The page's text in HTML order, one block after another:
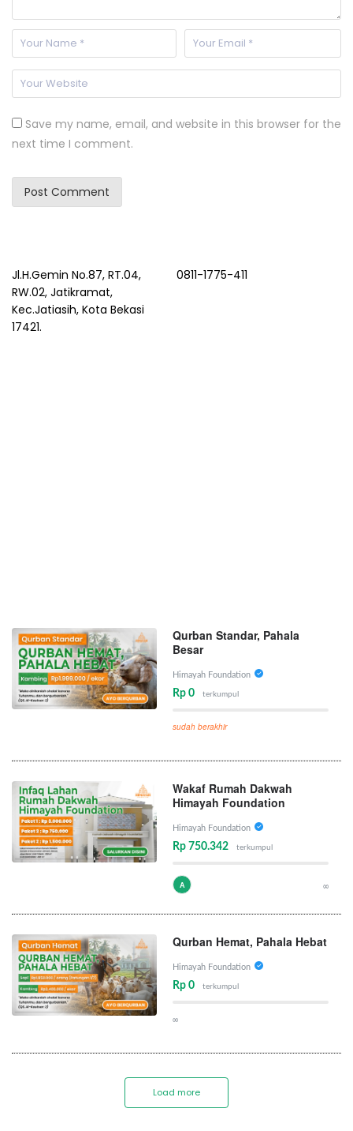
Save my name, email, and website in this browser for the
next time I comment.
Jl.H.Gemin No.87, RT.04,
RW.02, Jatikramat,
Kec.Jatiasih, Kota Bekasi
17421.
0811-1775-411
Qurban Standar, Pahala
Besar
Himayah Foundation
Rp 0 terkumpul
sudah berakhir
Wakaf Rumah Dakwah
Himayah Foundation
Himayah Foundation
Rp 750.342 terkumpul
A ∞
Qurban Hemat, Pahala Hebat
Himayah Foundation
Rp 0 terkumpul
∞
Load more